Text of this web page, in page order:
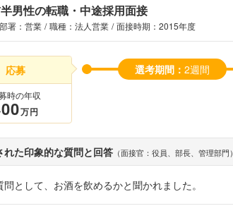
男性の転職・中途採用面接
署：営業 職種：法人営業 面接時期：2015年度
選考期間： 2週間
応募
時の年収
万円
れた印象的な質問と回答 （面接官：役員、部長、管理部門）
として、お酒を飲めるかと聞かれました。